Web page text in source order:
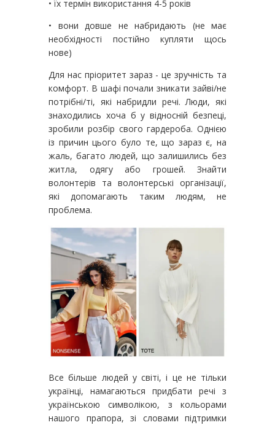
• їх термін використання 4-5 років
• вони довше не набридають (не має
необхідності постійно купляти щось
нове)
Для нас пріоритет зараз - це зручність та
комфорт. В шафі почали зникати зайві/не
потрібні/ті, які набридли речі. Люди, які
знаходились хоча б у відносній безпеці,
зробили розбір свого гардероба. Однією
із причин цього було те, що зараз є, на
жаль, багато людей, що залишились без
житла, одягу або грошей. Знайти
волонтерів та волонтерські організації,
які допомагають таким людям, не
проблема.
Все більше людей у світі, і це не тільки
українці, намагаються придбати речі з
українською символікою, з кольорами
нашого прапора, зі словами підтримки